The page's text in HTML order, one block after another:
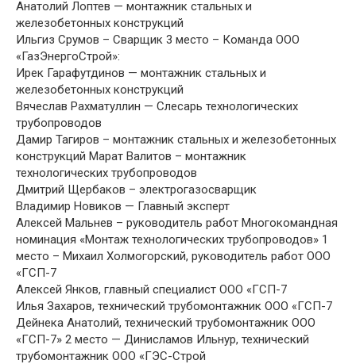
Анатолий Лоптев — монтажник стальных и
железобетонных конструкций
Ильгиз Срумов – Сварщик 3 место – Команда ООО
«ГазЭнергоСтрой»:
Ирек Гарафутдинов — монтажник стальных и
железобетонных конструкций
Вячеслав Рахматуллин — Слесарь технологических
трубопроводов
Дамир Тагиров – монтажник стальных и железобетонных
конструкций Марат Валитов – монтажник
технологических трубопроводов
Дмитрий Щербаков – электрогазосварщик
Владимир Новиков — Главный эксперт
Алексей Мальнев – руководитель работ Многокомандная
номинация «Монтаж технологических трубопроводов» 1
место – Михаил Холмогорский, руководитель работ ООО
«ГСП-7
Алексей Янков, главный специалист ООО «ГСП-7
Илья Захаров, технический трубомонтажник ООО «ГСП-7
Дейнека Анатолий, технический трубомонтажник ООО
«ГСП-7» 2 место — Динисламов Ильнур, технический
трубомонтажник ООО «ГЭС-Строй